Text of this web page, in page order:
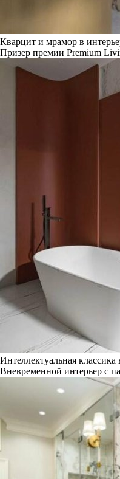
Кварцит и мрамор в
Призер премии Premium
Интеллектуальная классика
Вневременной интерьер с